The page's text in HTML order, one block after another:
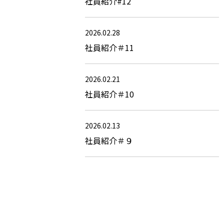
2026.02.28
社員紹介＃11
2026.02.21
社員紹介＃10
2026.02.13
社員紹介＃９